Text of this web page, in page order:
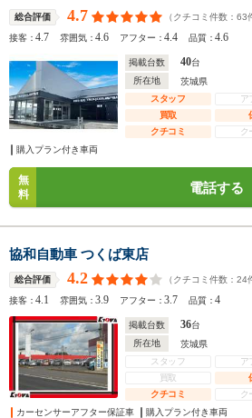
総合評価 4.7 （クチコミ件数： 63
接客：4.7 雰囲気：4.6 アフター：4.4 品質：4.6
掲載台数 40台
所在地
茨城県
スタッフ
ア
買取
クチコミ
ク
購入プラン付き車両
無
料
電話する
協和自動車 つくば東店
総合評価 4.2 （クチコミ件数： 24
接客：4.1 雰囲気：3.9 アフター：3.7 品質：4
掲載台数 36台
所在地
茨城県
スタッフ
ア
買取
クチコミ
ク
カーセンサーアフター保証車
購入プラン付き車両